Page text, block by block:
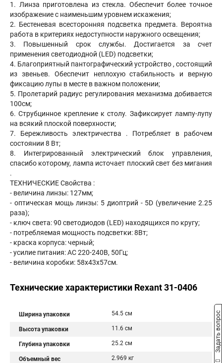
1. Линза приготовлена из стекла. Обеспечит более точное
изображение с наименьшим уровнем искажения;
2. Бестеневая всесторонняя подсветка предмета. Вероятна
работа в критериях недоступности наружного освещения;
3. Повышенный срок службы. Достигается за счет
применения светодиодной (LED) подсветки;
4. Благоприятный пантографический устройство , состоящий
из звеньев. Обеспечит неплохую стабильность и верную
фиксацию лупы в месте в важном положении;
5. Пролетарий радиус регулирования механизма добивается
100см;
6. Струбцинное крепление к столу. Зафиксирует лампу-лупу
на всякий плоской поверхности;
7. Бережливость электричества . Потребляет в рабочем
состоянии 8 Вт;
8. Интегрированный электрический блок управления,
спасибо которому, лампа источает плоский свет без мигания
.
ТЕХНИЧЕСКИЕ Свойства :
- величина линзы: 127мм;
- оптическая мощь линзы: 5 диоптрий - 5D (увеличение 2.25
раза);
- ключ света: 90 светодиодов (LED) находящихся по кругу;
- потребляемая мощность подсветки: 8Вт;
- краска корпуса: черный;
- усилие питания: АС 220-240В, 50Гц;
- величина коробки: 58x43x57см.
Технические характеристики Rexant 31-0406
Ширина упаковки 54.5 см
Высота упаковки 11.6 см
Глубина упаковки 25.2 см
Объемный вес 2.969 кг
Задать вопрос